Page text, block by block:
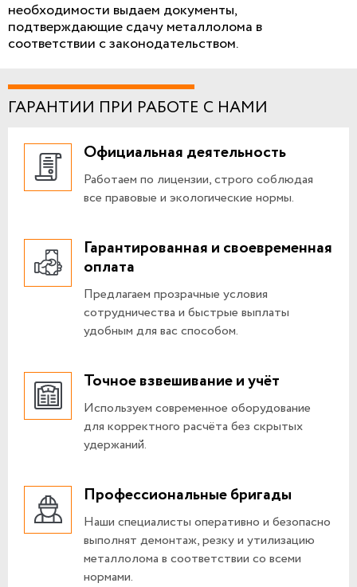
необходимости выдаем документы,
подтверждающие сдачу металлолома в
соответствии с законодательством.
ГАРАНТИИ ПРИ РАБОТЕ С НАМИ
Официальная деятельность
Работаем по лицензии, строго соблюдая
все правовые и экологические нормы.
Гарантированная и своевременная
оплата
Предлагаем прозрачные условия
сотрудничества и быстрые выплаты
удобным для вас способом.
Точное взвешивание и учёт
Используем современное оборудование
для корректного расчёта без скрытых
удержаний.
Профессиональные бригады
Наши специалисты оперативно и безопасно
выполнят демонтаж, резку и утилизацию
металлолома в соответствии со всеми
нормами.